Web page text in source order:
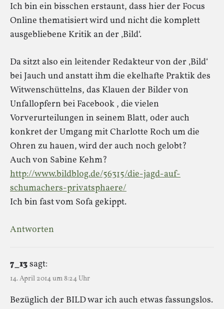
Ich bin ein bisschen erstaunt, dass hier der Focus
Online thematisiert wird und nicht die komplett
ausgebliebene Kritik an der ‚Bild‘.
Da sitzt also ein leitender Redakteur von der ‚Bild‘
bei Jauch und anstatt ihm die ekelhafte Praktik des
Witwenschüttelns, das Klauen der Bilder von
Unfallopfern bei Facebook , die vielen
Vorverurteilungen in seinem Blatt, oder auch
konkret der Umgang mit Charlotte Roch um die
Ohren zu hauen, wird der auch noch gelobt?
Auch von Sabine Kehm?
http://www.bildblog.de/56315/die-jagd-auf-
schumachers-privatsphaere/
Ich bin fast vom Sofa gekippt.
Antworten
7_13sagt:
14. April 2014 um 8:24 Uhr
Bezüglich der BILD war ich auch etwas fassungslos.